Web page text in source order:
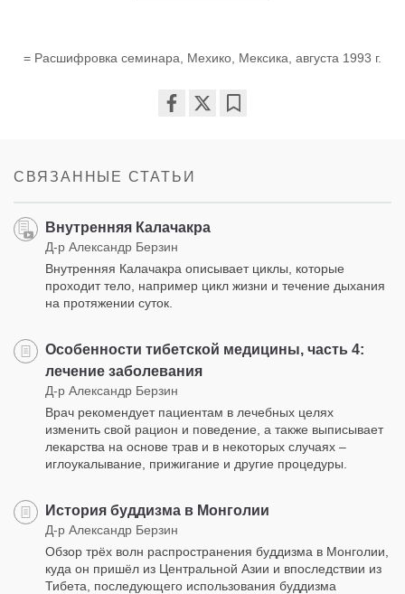
= Расшифровка семинара, Мехико, Мексика, августа 1993 г.
СВЯЗАННЫЕ СТАТЬИ
Внутренняя Калачакра
Д-р Александр Берзин
Внутренняя Калачакра описывает циклы, которые
проходит тело, например цикл жизни и течение дыхания
на протяжении суток.
Особенности тибетской медицины, часть 4:
лечение заболевания
Д-р Александр Берзин
Врач рекомендует пациентам в лечебных целях
изменить свой рацион и поведение, а также выписывает
лекарства на основе трав и в некоторых случаях –
иглоукалывание, прижигание и другие процедуры.
История буддизма в Монголии
Д-р Александр Берзин
Обзор трёх волн распространения буддизма в Монголии,
куда он пришёл из Центральной Азии и впоследствии из
Тибета, последующего использования буддизма